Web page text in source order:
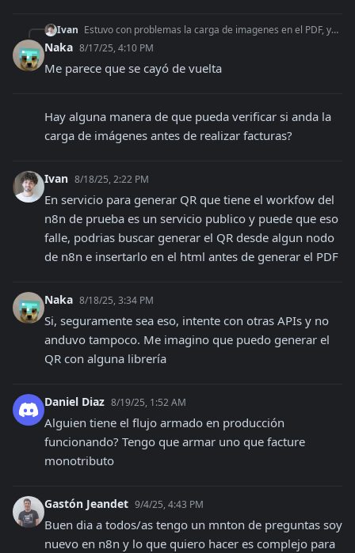
Ivan Estuvo con problemas la carga de imagenes en el PDF, ya deberia estar funcionando
Naka 8/17/25, 4:10 PM
Me parece que se cayó de vuelta
Hay alguna manera de que pueda verificar si anda la
carga de imágenes antes de realizar facturas?
Ivan 8/18/25, 2:22 PM
En servicio para generar QR que tiene el workfow del
n8n de prueba es un servicio publico y puede que eso
falle, podrias buscar generar el QR desde algun nodo
de n8n e insertarlo en el html antes de generar el PDF
Naka 8/18/25, 3:34 PM
Si, seguramente sea eso, intente con otras APIs y no
anduvo tampoco. Me imagino que puedo generar el
QR con alguna librería
Daniel Diaz 8/19/25, 1:52 AM
Alguien tiene el flujo armado en producción
funcionando? Tengo que armar uno que facture
monotributo
Gastón Jeandet 9/4/25, 4:43 PM
Buen dia a todos/as tengo un mnton de preguntas soy
nuevo en n8n y lo que quiero hacer es complejo para